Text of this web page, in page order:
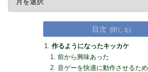
目次
作るようになったキッカケ
前から興味あった
音ゲーを快適に動作させるため